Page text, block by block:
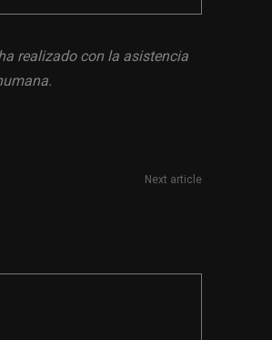
realizado con la asistencia
Next article